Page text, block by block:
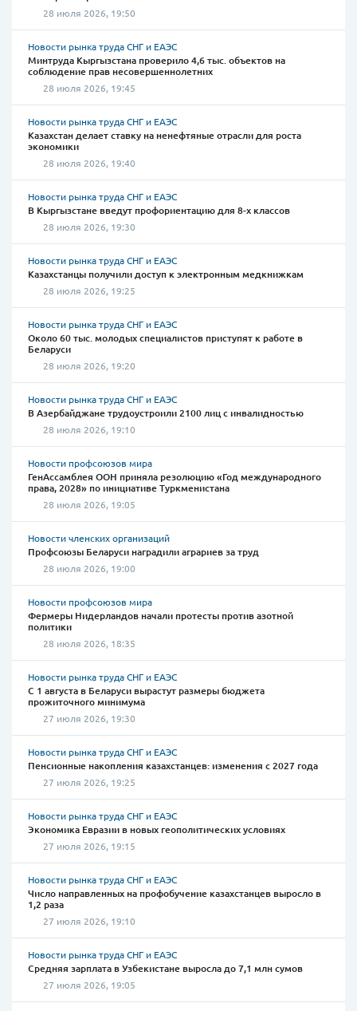
28 июля 2026, 19:50
Новости рынка труда СНГ и ЕАЭС
Минтруда Кыргызстана проверило 4,6 тыс. объектов на
соблюдение прав несовершеннолетних
28 июля 2026, 19:45
Новости рынка труда СНГ и ЕАЭС
Казахстан делает ставку на ненефтяные отрасли для роста
экономики
28 июля 2026, 19:40
Новости рынка труда СНГ и ЕАЭС
В Кыргызстане введут профориентацию для 8-х классов
28 июля 2026, 19:30
Новости рынка труда СНГ и ЕАЭС
Казахстанцы получили доступ к электронным медкнижкам
28 июля 2026, 19:25
Новости рынка труда СНГ и ЕАЭС
Около 60 тыс. молодых специалистов приступят к работе в
Беларуси
28 июля 2026, 19:20
Новости рынка труда СНГ и ЕАЭС
В Азербайджане трудоустроили 2100 лиц с инвалидностью
28 июля 2026, 19:10
Новости профсоюзов мира
ГенАссамблея ООН приняла резолюцию «Год международного
права, 2028» по инициативе Туркменистана
28 июля 2026, 19:05
Новости членских организаций
Профсоюзы Беларуси наградили аграриев за труд
28 июля 2026, 19:00
Новости профсоюзов мира
Фермеры Нидерландов начали протесты против азотной
политики
28 июля 2026, 18:35
Новости рынка труда СНГ и ЕАЭС
С 1 августа в Беларуси вырастут размеры бюджета
прожиточного минимума
27 июля 2026, 19:30
Новости рынка труда СНГ и ЕАЭС
Пенсионные накопления казахстанцев: изменения с 2027 года
27 июля 2026, 19:25
Новости рынка труда СНГ и ЕАЭС
Экономика Евразии в новых геополитических условиях
27 июля 2026, 19:15
Новости рынка труда СНГ и ЕАЭС
Число направленных на профобучение казахстанцев выросло в
1,2 раза
27 июля 2026, 19:10
Новости рынка труда СНГ и ЕАЭС
Средняя зарплата в Узбекистане выросла до 7,1 млн сумов
27 июля 2026, 19:05